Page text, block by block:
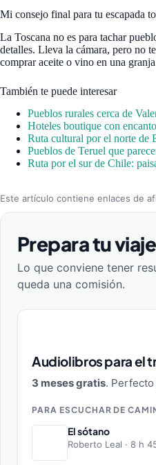
Mi consejo final para tu escapada
La Toscana no es para tachar
detalles. Lleva la cámara, pero no
comprar aceite o vino en una
También te puede interesar
Pueblos rurales cerca de
Hoteles boutique con
Ruta cultural por el norte de
Pueblos de Teruel que
Ruta por el sur de Chile:
Este artículo contiene enlaces de
Prepara tu viaje
Lo que conviene tener
queda una comisión.
Audiolibros para el
3 meses gratis.
PARA ESCUCHAR DE
El sótano
Roberto Leal · 8 h